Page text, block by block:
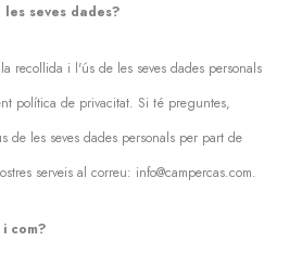
seves dades?
recollida i l'ús de les seves dades personals
política de privacitat. Si té preguntes,
de les seves dades personals per part de
serveis al correu: info@campercas.com.
com?